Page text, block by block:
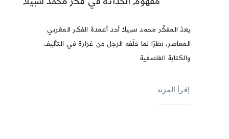
يعدّ المفكّر محمد سبيلا أحد أعمدة الفكر المغربي
المعاصر، نظرًا لما خلّفه الرجل من غزارة في التأليف
والكتابة الفلسفية
إقرأ المزيد